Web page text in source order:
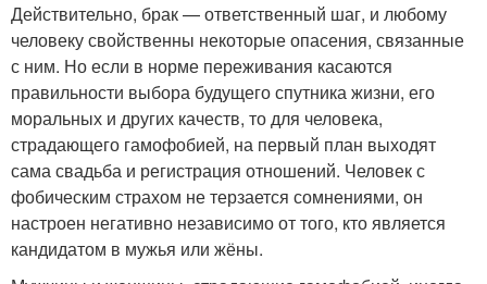
Действительно, брак — ответственный шаг, и любому
человеку свойственны некоторые опасения, связанные
с ним. Но если в норме переживания касаются
правильности выбора будущего спутника жизни, его
моральных и других качеств, то для человека,
страдающего гамофобией, на первый план выходят
сама свадьба и регистрация отношений. Человек с
фобическим страхом не терзается сомнениями, он
настроен негативно независимо от того, кто является
кандидатом в мужья или жёны.